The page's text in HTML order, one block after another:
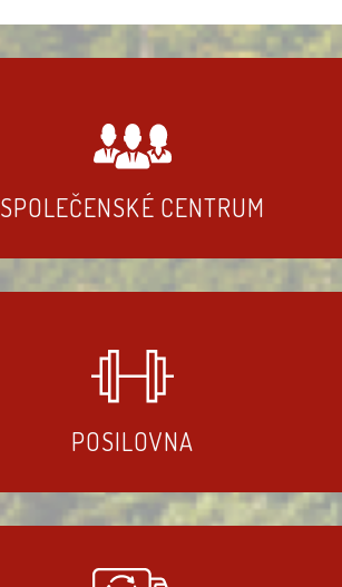
SPOLEČENSKÉ CENTRUM
POSILOVNA